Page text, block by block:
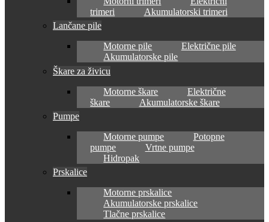
trimeri
Akumulatorski trimeri
Lančane pile
Motorne pile
Električne pile
Akumulatorske pile
Škare za živicu
Motorne škare
Električne
škare
Akumulatorske škare
Pumpe
Motorne pumpe
Potopne
pumpe
Vrtne pumpe
Hidropak
Prskalice
Motorne prskalice
Akumulatorske prskalice
Tlačne prskalice